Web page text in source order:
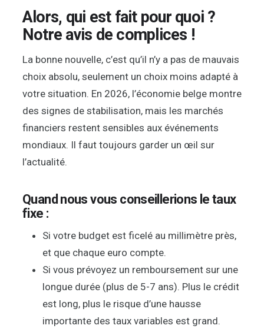
Alors, qui est fait pour quoi ?
Notre avis de complices !
La bonne nouvelle, c’est qu’il n’y a pas de mauvais
choix absolu, seulement un choix moins adapté à
votre situation. En 2026, l’économie belge montre
des signes de stabilisation, mais les marchés
financiers restent sensibles aux événements
mondiaux. Il faut toujours garder un œil sur
l’actualité.
Quand nous vous conseillerions le taux
fixe :
Si votre budget est ficelé au millimètre près,
et que chaque euro compte.
Si vous prévoyez un remboursement sur une
longue durée (plus de 5-7 ans). Plus le crédit
est long, plus le risque d’une hausse
importante des taux variables est grand.